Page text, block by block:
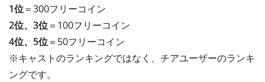
1位＝300フリーコイン
2位、3位＝100フリーコイン
4位、5位＝50フリーコイン
※キャストのランキングではなく、チアユーザーのランキ
ングです。